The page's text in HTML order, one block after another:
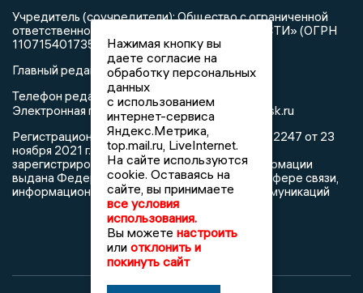
Учредитель (соучредители): Общество с ограниченной
ответственностью «РЕГИОНАЛЬНЫЕ НОВОСТИ» (ОГРН
1107154017354)
Главный редактор: Герцог Е.Г.
Телефон редакции: +7 903 699 9427
Электронная почта редакции:info@newslipetsk.ru
Регистрационный номер: серия Эл № ФС77-82247 от 23
ноября 2021 г. согласно выписке из реестра
зарегистрированных средств массовой информации
выдана Федеральной службой по надзору в сфере связи,
информационных технологий и массовых коммуникаций
Нажимая кнопку вы
даете согласие на
обработку персональных
данных
с использованием
интернет-сервиса
Яндекс.Метрика,
top.mail.ru, LiveInternet.
На сайте используются
cookie. Оставаясь на
сайте, вы принимаете
все условия
использования.
Вы можете настроить
или отклонить и
покинуть сайт